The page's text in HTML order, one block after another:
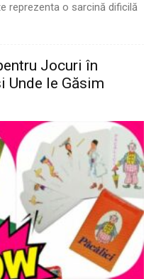
reprezenta o sarcină dificilă
Jocuri în
Unde le Găsim